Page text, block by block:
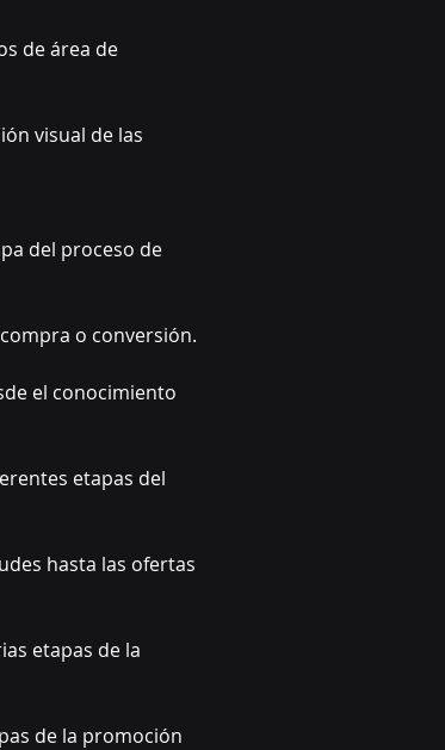
de área de
visual de las
del proceso de
o conversión.
el conocimiento
etapas del
hasta las ofertas
etapas de la
de la promoción